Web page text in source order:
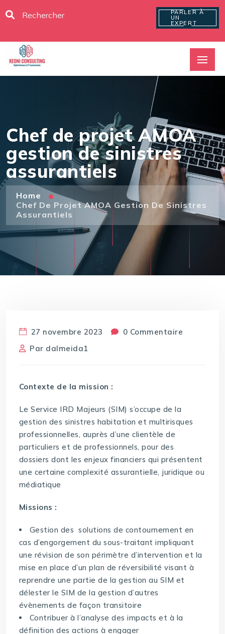
PARLER À
UN
EXPERT
Chef de projet AMOA
gestion de sinistres
assurantiels
Home
Chef De Projet AMOA Gestion De Sinistres
Assurantiels
27 novembre 2023
0 Commentaire
Par dalmeida1
Contexte de la mission :
Le Service IRD Majeurs (SIM) s’occupe de la
gestion des sinistres habitation et multirisques
professionnelles, auprès d’une clientèle de
particuliers et de professionnels, pour des
dossiers dont les enjeux financiers qui présentent
une certaine complexité assurantielle, juridique ou
médiatique
Missions :
Gestion des solutions de contournement en
cas d’engorgement du sous-traitant impliquant
une révision de son périmètre d’intervention et la
mise en place d’un plan de réversibilité visant à
reprendre une partie de la gestion au SIM et
délester le SIM de la gestion d’autres
évènements de façon transitoire
Contribuer à l’analyse des impacts et à la
définition des actions à engager